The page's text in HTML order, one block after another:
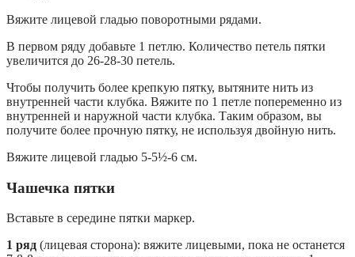
Вяжите лицевой гладью поворотными рядами.
В первом ряду добавьте 1 петлю. Количество петель пятки
увеличится до 26-28-30 петель.
Чтобы получить более крепкую пятку, вытяните нить из
внутренней части клубка. Вяжите по 1 петле попеременно из
внутренней и наружной части клубка. Таким образом, вы
получите более прочную пятку, не используя двойную нить.
Вяжите лицевой гладью 5-5½-6 см.
Чашечка пятки
Вставьте в середине пятки маркер.
1 ряд (лицевая сторона): вяжите лицевыми, пока не останется